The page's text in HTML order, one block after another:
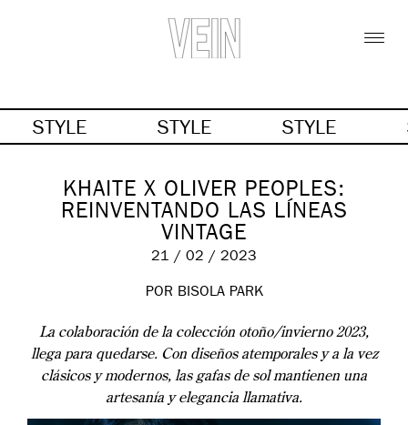
STYLE STYLE STYLE
KHAITE X OLIVER PEOPLES:
REINVENTANDO LAS LÍNEAS
VINTAGE
21 / 02 / 2023
POR BISOLA PARK
La colaboración de la colección otoño/invierno 2023,
llega para quedarse. Con diseños atemporales y a la vez
clásicos y modernos, las gafas de sol mantienen una
artesanía y elegancia llamativa.